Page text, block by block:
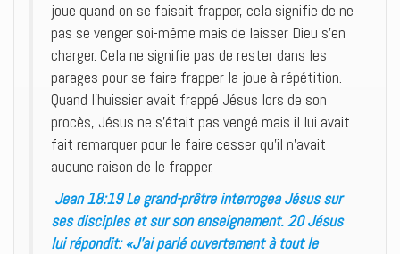
joue quand on se faisait frapper, cela signifie de ne
pas se venger soi-même mais de laisser Dieu s’en
charger. Cela ne signifie pas de rester dans les
parages pour se faire frapper la joue à répétition.
Quand l’huissier avait frappé Jésus lors de son
procès, Jésus ne s’était pas vengé mais il lui avait
fait remarquer pour le faire cesser qu’il n’avait
aucune raison de le frapper.
Jean 18:19 Le grand-prêtre interrogea Jésus sur
ses disciples et sur son enseignement. 20 Jésus
lui répondit: «J’ai parlé ouvertement à tout le